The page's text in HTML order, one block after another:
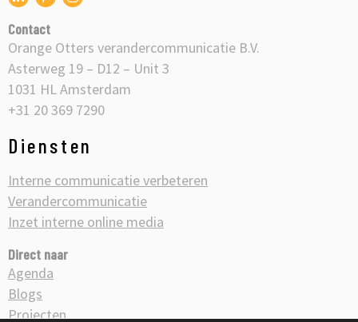
onze
Linkedin
onze
PinterestInstagram
Contact
Orange Otters verandercommunicatie B.V.
Asterweg 19 – D12 – Unit 3
1031 HL Amsterdam
+31 20 369 7290
Diensten
Interne communicatie verbeteren
Verandercommunicatie
Inzet interne online media
Direct naar
Agenda
Blogs
Projecten